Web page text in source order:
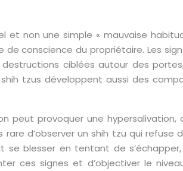
et non une simple « mauvaise
de conscience du propriétaire. Les
ciblées autour des
shih tzus développent aussi des
peut provoquer une
d’observer un shih tzu qui
se blesser en tentant de
ces signes et d’objectiver le